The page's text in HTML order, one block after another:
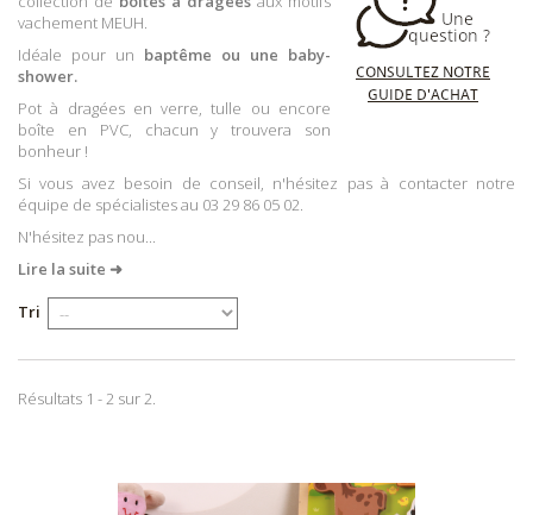
vachement MEUH.
Idéale pour un baptême ou une baby-
shower.
Pot à dragées en verre, tulle ou encore
boîte en PVC, chacun y trouvera son
bonheur !
Si vous avez besoin de conseil, n'hésitez pas à contacter notre
équipe de spécialistes au 03 29 86 05 02.
N'hésitez pas nou...
Lire la suite ➜
Tri
Résultats 1 - 2 sur 2.